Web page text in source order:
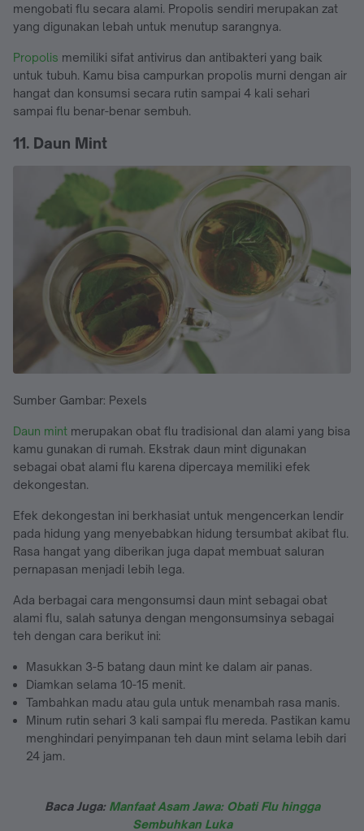
mengobati flu secara alami. Propolis sendiri merupakan zat
yang digunakan lebah untuk menutup sarangnya.
Propolis memiliki sifat antivirus dan antibakteri yang baik
untuk tubuh. Kamu bisa campurkan propolis murni dengan air
hangat dan konsumsi secara rutin sampai 4 kali sehari
sampai flu benar-benar sembuh.
11. Daun Mint
Sumber Gambar: Pexels
Daun mint merupakan obat flu tradisional dan alami yang bisa
kamu gunakan di rumah. Ekstrak daun mint digunakan
sebagai obat alami flu karena dipercaya memiliki efek
dekongestan.
Efek dekongestan ini berkhasiat untuk mengencerkan lendir
pada hidung yang menyebabkan hidung tersumbat akibat flu.
Rasa hangat yang diberikan juga dapat membuat saluran
pernapasan menjadi lebih lega.
Ada berbagai cara mengonsumsi daun mint sebagai obat
alami flu, salah satunya dengan mengonsumsinya sebagai
teh dengan cara berikut ini:
Masukkan 3-5 batang daun mint ke dalam air panas.
Diamkan selama 10-15 menit.
Tambahkan madu atau gula untuk menambah rasa manis.
Minum rutin sehari 3 kali sampai flu mereda. Pastikan kamu
menghindari penyimpanan teh daun mint selama lebih dari
24 jam.
Baca Juga: Manfaat Asam Jawa: Obati Flu hingga
Sembuhkan Luka